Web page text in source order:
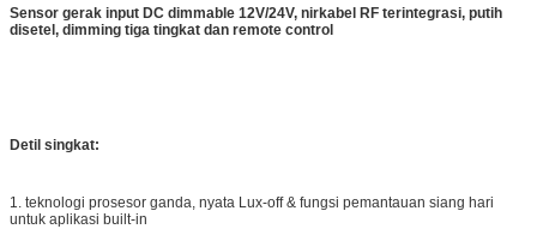
Sensor gerak input DC dimmable 12V/24V, nirkabel RF terintegrasi, putih
disetel, dimming tiga tingkat dan remote control
Detil singkat:
1. teknologi prosesor ganda, nyata Lux-off & fungsi pemantauan siang hari
untuk aplikasi built-in